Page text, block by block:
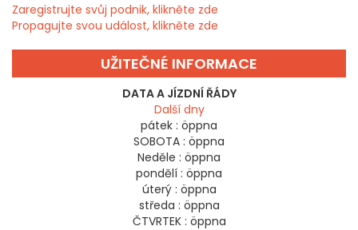
Zaregistrujte svůj podnik, klikněte zde
Propagujte svou událost, klikněte zde
UŽITEČNÉ INFORMACE
DATA A JÍZDNÍ ŘÁDY
Další dny
pátek : öppna
SOBOTA : öppna
Neděle : öppna
pondělí : öppna
úterý : öppna
středa : öppna
ČTVRTEK : öppna